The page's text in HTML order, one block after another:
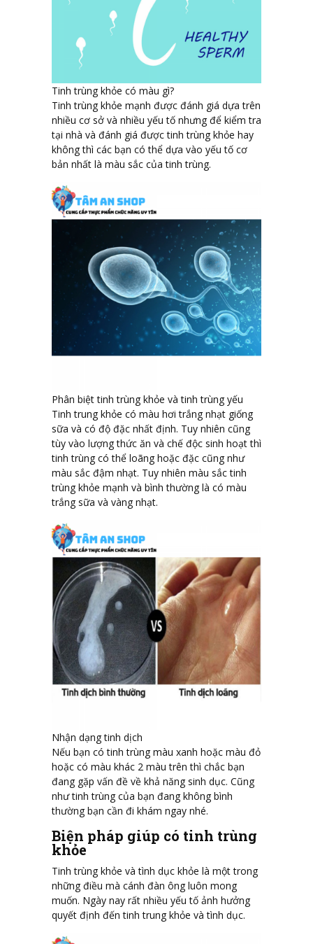
Tinh trùng khỏe có màu gì?
Tinh trùng khỏe mạnh được đánh giá dựa trên
nhiều cơ sở và nhiều yếu tố nhưng để kiểm tra
tại nhà và đánh giá được tinh trùng khỏe hay
không thì các bạn có thể dựa vào yếu tố cơ
bản nhất là màu sắc của tinh trùng.
Phân biệt tinh trùng khỏe và tinh trùng yếu
Tinh trung khỏe có màu hơi trắng nhạt giống
sữa và có độ đặc nhất định. Tuy nhiên cũng
tùy vào lượng thức ăn và chế độc sinh hoạt thì
tinh trùng có thể loãng hoặc đặc cũng như
màu sắc đậm nhạt. Tuy nhiên màu sắc tinh
trùng khỏe mạnh và bình thường là có màu
trắng sữa và vàng nhạt.
Nhận dạng tinh dịch
Nếu bạn có tinh trùng màu xanh hoặc màu đỏ
hoặc có màu khác 2 màu trên thì chắc bạn
đang gặp vấn đề về khả năng sinh dục. Cũng
như tinh trùng của bạn đang không bình
thường bạn cần đi khám ngay nhé.
Biện pháp giúp có tinh trùng
khỏe
Tinh trùng khỏe và tình dục khỏe là một trong
những điều mà cánh đàn ông luôn mong
muốn. Ngày nay rất nhiều yếu tố ảnh hưởng
quyết định đến tinh trung khỏe và tình dục.